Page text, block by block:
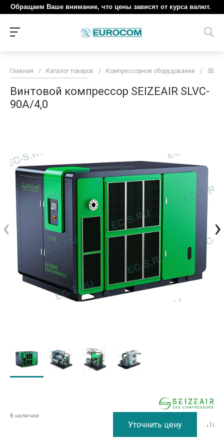
Обращаем Ваше внимание, что цены зависят от курса валют.
Главная / Каталог товаров / Компрессорное оборудование /
Винтовой компрессор SEIZEAIR SLVC-
90A/4,0
‹ ›
В наличии
Уточнить цену